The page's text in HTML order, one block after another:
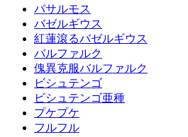
バサルモス
バゼルギウス
紅蓮滾るバゼルギウス
バルファルク
傀異克服バルファルク
ビシュテンゴ
ビシュテンゴ亜種
プケプケ
フルフル